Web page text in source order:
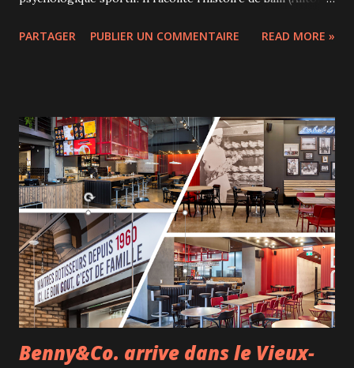
retrouve au cœur d’un événement dramatique aux
tout au long du film, sans pouvoir deviner à l'avance
l'intrigue. Sam n'a qu'un rêve en tête : participer aux Jeux
Olympiques en natation, aidé par sa sœur et entraîneuse
(Mylène Mackay) totalement investie dans la carrière de son
frère. Sam est sur la bonne voie mais le destin va en décider
autrement. Suite aux drames qu'il vit, il croise sur sa route
deux personnes qui vont le bouleverser et l'aider à avancer
dans son cheminement : une adolescente pleine ...
PARTAGER PUBLIER UN COMMENTAIRE READ MORE »
Benny&Co. arrive dans le Vieux-